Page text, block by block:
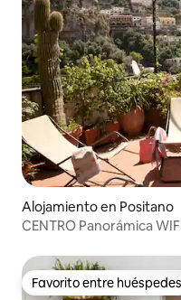
Alojamiento en Positano
CENTRO Panorámica
Favorito entre huéspedes
Favorito entre huéspedes